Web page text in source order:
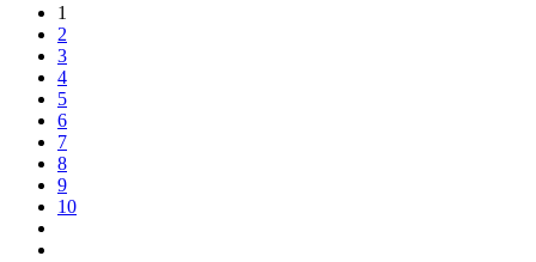
1
2
3
4
5
6
7
8
9
10